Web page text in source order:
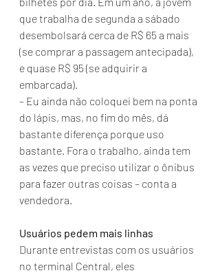
que trabalha de segunda a sábado
desembolsará cerca de R$ 65 a mais
(se comprar a passagem antecipada),
e quase R$ 95 (se adquirir a
embarcada).
– Eu ainda não coloquei bem na ponta
do lápis, mas, no fim do mês, dá
bastante diferença porque uso
bastante. Fora o trabalho, ainda tem
as vezes que preciso utilizar o ônibus
para fazer outras coisas – conta a
vendedora.
Usuários pedem mais linhas
Durante entrevistas com os usuários
no terminal Central, eles